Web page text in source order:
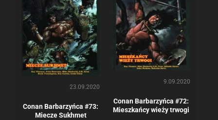
23.09.2020
Conan Barbarzyńca #73:
Miecze Sukhmet
9.09.2020
Conan Barbarzyńca #72:
Mieszkańcy wieży trwogi